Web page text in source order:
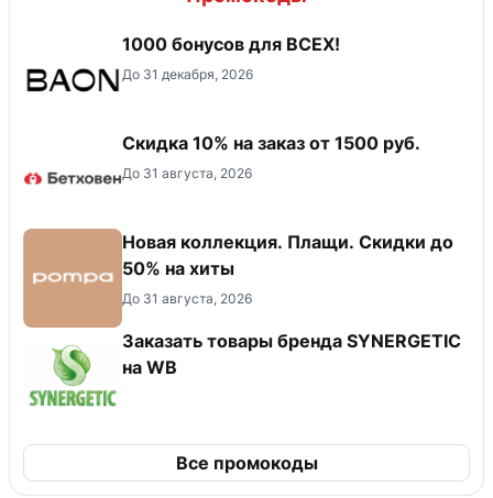
1000 бонусов для ВСЕХ!
До 31 декабря, 2026
Скидка 10% на заказ от 1500 руб.
До 31 августа, 2026
Новая коллекция. Плащи. Скидки до
50% на хиты
До 31 августа, 2026
Заказать товары бренда SYNERGETIC
на WB
Все промокоды